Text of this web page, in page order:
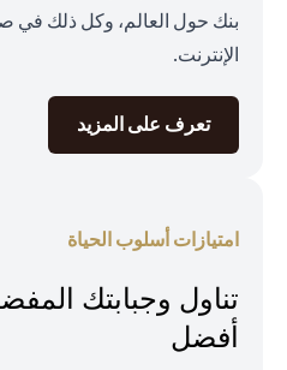
بنك حول العالم، وكل ذلك في
الإنترنت.
تعرف على المزيد
امتيازات أسلوب الحياة
تناول وجبابتك
أفضل